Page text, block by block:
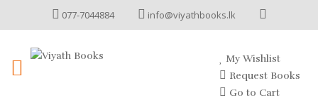
077-7044884 info@viyathbooks.lk
My Wishlist
Request Books
Go to Cart